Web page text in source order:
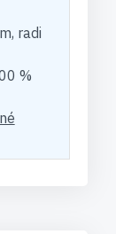
radi
%